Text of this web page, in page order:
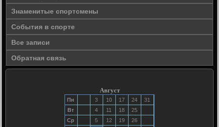
Знаменитые спортсмены
События в спорте
Все записи
Обратная связь
Август
Пн 3 10 17 24
31
Вт
4 11 18
25
Ср
5 12 19
26